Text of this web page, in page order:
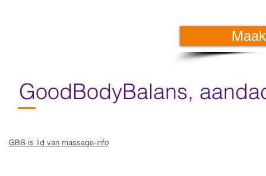
GoodBodyBalans,
GBB is lid van massage-info